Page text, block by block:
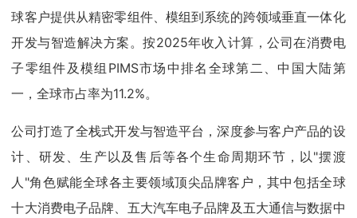
球客户提供从精密零组件、模组到系统的跨领域垂直一体化
开发与智造解决方案。按2025年收入计算，公司在消费电
子零组件及模组PIMS市场中排名全球第二、中国大陆第
一，全球市占率为11.2%。
公司打造了全栈式开发与智造平台，深度参与客户产品的设
计、研发、生产以及售后等各个生命周期环节，以"摆渡
人"角色赋能全球各主要领域顶尖品牌客户，其中包括全球
十大消费电子品牌、五大汽车电子品牌及五大通信与数据中